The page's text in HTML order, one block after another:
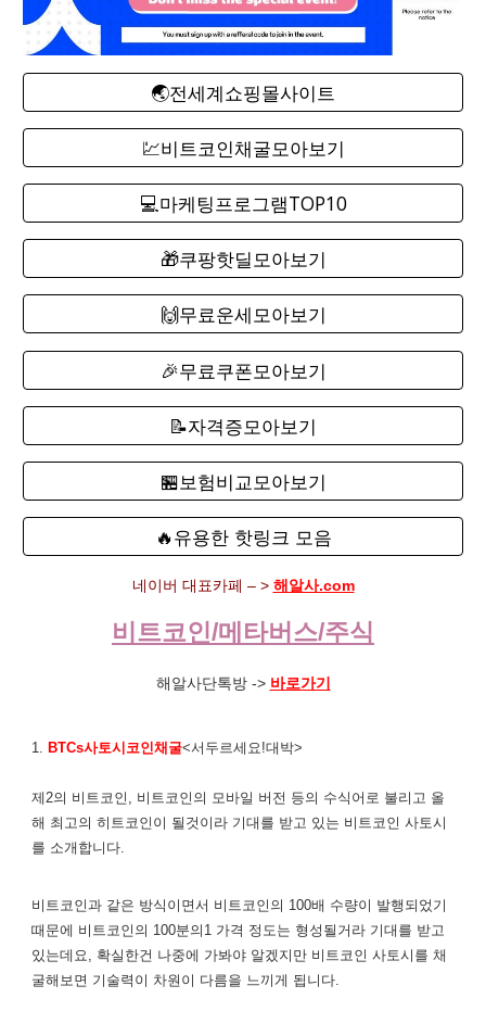
🌏전세계쇼핑몰사이트
💹비트코인채굴모아보기
💻마케팅프로그램TOP10
🎁쿠팡핫딜모아보기
🙌무료운세모아보기
🎉무료쿠폰모아보기
📝자격증모아보기
🏪보험비교모아보기
🔥유용한 핫링크 모음
네이버 대표카페 – > 해알사.com
비트코인/메타버스/주식
해알사단톡방 -> 바로가기
1. BTCs사토시코인채굴<서두르세요!대박>
제2의 비트코인, 비트코인의 모바일 버전 등의 수식어로 불리고 올
해 최고의 히트코인이 될것이라 기대를 받고 있는 비트코인 사토시
를 소개합니다.
비트코인과 같은 방식이면서 비트코인의 100배 수량이 발행되었기
때문에 비트코인의 100분의1 가격 정도는 형성될거라 기대를 받고
있는데요, 확실한건 나중에 가봐야 알겠지만 비트코인 사토시를 채
굴해보면 기술력이 차원이 다름을 느끼게 됩니다.